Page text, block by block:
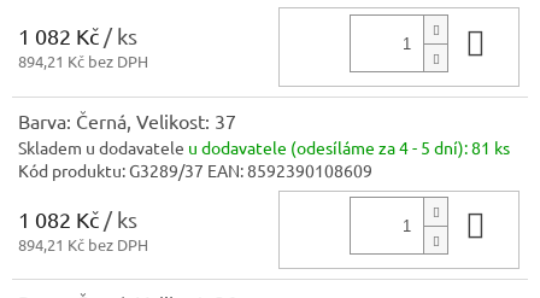
1 082 Kč / ks
894,21 Kč bez DPH
Barva: Černá, Velikost: 37
Skladem u dodavatele u dodavatele (odesíláme za 4 - 5 dní):81 ks
Kód produktu:G3289/37 EAN:8592390108609
1 082 Kč / ks
894,21 Kč bez DPH